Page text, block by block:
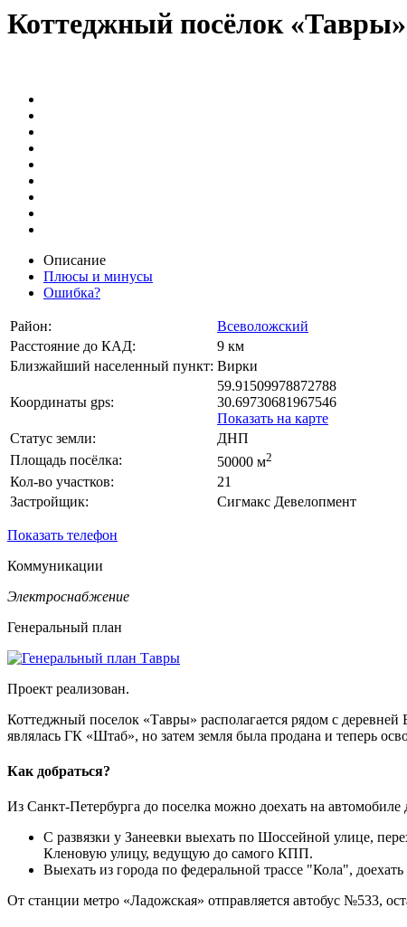
Коттеджный посёлок «Тавры»
Описание
Плюсы и минусы
Ошибка?
Район:
Всеволожский
Расстояние до КАД:
9 км
Близжайший населенный пункт: Вирки
Координаты gps:
59.91509978872788
30.69730681967546
Показать на карте
Статус земли:
ДНП
Площадь посёлка:
50000 м2
Кол-во участков:
21
Застройщик:
Сигмакс Девелопмент
Показать телефон
Коммуникации
Электроснабжение
Генеральный план
Проект реализован.
Коттеджный поселок «Тавры» располагается рядом с
являлась ГК «Штаб», но затем земля была продана и теперь
Как добраться?
Из Санкт-Петербурга до поселка можно доехать на автомобиле
С развязки у Занеевки выехать по Шоссейной улице,
Кленовую улицу, ведущую до самого КПП.
Выехать из города по федеральной трассе "Кола",
От станции метро «Ладожская» отправляется автобус №533,